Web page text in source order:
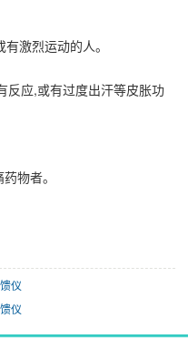
激烈运动的人。
反应,或有过度出汗等皮胀功
物者。
仪
仪